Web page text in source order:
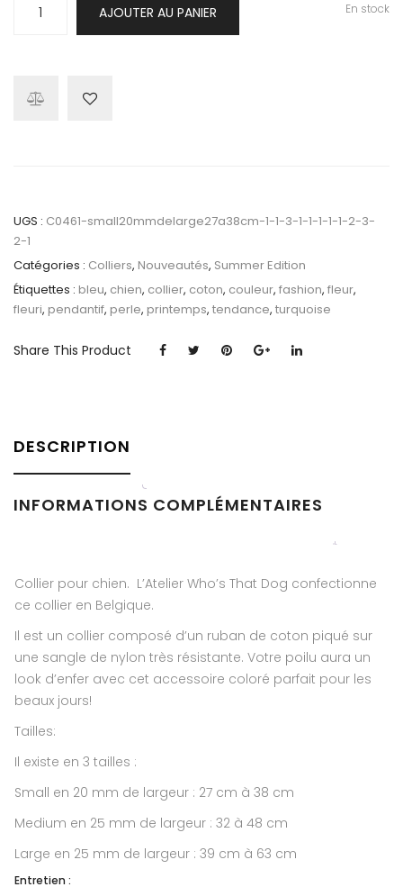
En stock
AJOUTER AU PANIER
UGS : C0461-small20mmdelarge27a38cm-1-1-3-1-1-1-1-1-2-3-
2-1
Catégories : Colliers, Nouveautés, Summer Edition
Étiquettes : bleu, chien, collier, coton, couleur, fashion, fleur,
fleuri, pendantif, perle, printemps, tendance, turquoise
Share This Product
DESCRIPTION
INFORMATIONS COMPLÉMENTAIRES
Collier pour chien. L’Atelier Who’s That Dog confectionne
ce collier en Belgique.
Il est un collier composé d’un ruban de coton piqué sur
une sangle de nylon très résistante. Votre poilu aura un
look d’enfer avec cet accessoire coloré parfait pour les
beaux jours!
Tailles:
Il existe en 3 tailles :
Small en 20 mm de largeur : 27 cm à 38 cm
Medium en 25 mm de largeur : 32 à 48 cm
Large en 25 mm de largeur : 39 cm à 63 cm
Entretien :